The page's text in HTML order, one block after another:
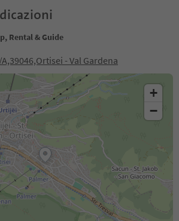
Rental & Guide
- Val Gardena
+
−